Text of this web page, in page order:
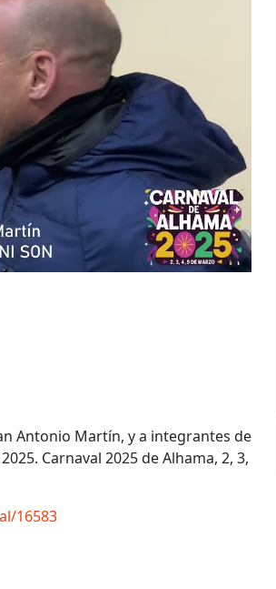
Antonio Martín, y a integrantes de
Carnaval 2025 de Alhama, 2, 3,
16583